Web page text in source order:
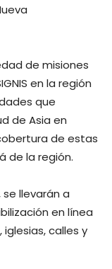
de misiones
en la región
que
de Asia en
de estas
de la región.
llevarán a
en línea
calles y